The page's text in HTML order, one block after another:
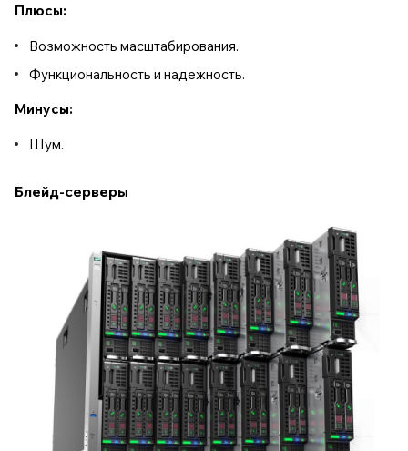
Плюсы:
Возможность масштабирования.
Функциональность и надежность.
Минусы:
Шум.
Блейд-серверы